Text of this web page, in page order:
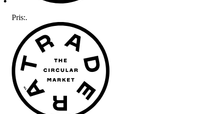
Pris:.